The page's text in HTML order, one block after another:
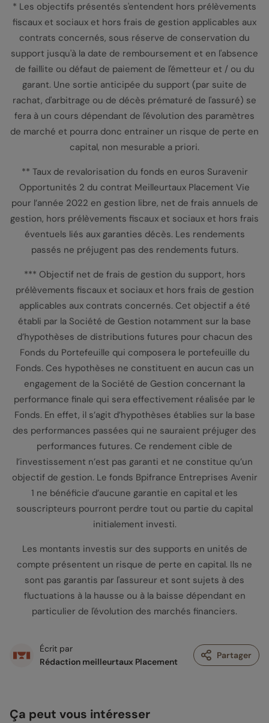
* Les objectifs présentés s'entendent hors prélèvements
fiscaux et sociaux et hors frais de gestion applicables aux
contrats concernés, sous réserve de conservation du
support jusqu'à la date de remboursement et en l'absence
de faillite ou défaut de paiement de l'émetteur et / ou du
garant. Une sortie anticipée du support (par suite de
rachat, d'arbitrage ou de décès prématuré de l'assuré) se
fera à un cours dépendant de l'évolution des paramètres
de marché et pourra donc entrainer un risque de perte en
capital, non mesurable a priori.
** Taux de revalorisation du fonds en euros Suravenir
Opportunités 2 du contrat Meilleurtaux Placement Vie
pour l’année 2022 en gestion libre, net de frais annuels de
gestion, hors prélèvements fiscaux et sociaux et hors frais
éventuels liés aux garanties décès. Les rendements
passés ne préjugent pas des rendements futurs.
*** Objectif net de frais de gestion du support, hors
prélèvements fiscaux et sociaux et hors frais de gestion
applicables aux contrats concernés. Cet objectif a été
établi par la Société de Gestion notamment sur la base
d’hypothèses de distributions futures pour chacun des
Fonds du Portefeuille qui composera le portefeuille du
Fonds. Ces hypothèses ne constituent en aucun cas un
engagement de la Société de Gestion concernant la
performance finale qui sera effectivement réalisée par le
Fonds. En effet, il s’agit d’hypothèses établies sur la base
des performances passées qui ne sauraient préjuger des
performances futures. Ce rendement cible de
l’investissement n’est pas garanti et ne constitue qu’un
objectif de gestion. Le fonds Bpifrance Entreprises Avenir
1 ne bénéficie d’aucune garantie en capital et les
souscripteurs pourront perdre tout ou partie du capital
initialement investi.
Les montants investis sur des supports en unités de
compte présentent un risque de perte en capital. Ils ne
sont pas garantis par l'assureur et sont sujets à des
fluctuations à la hausse ou à la baisse dépendant en
particulier de l'évolution des marchés financiers.
Écrit par
Rédaction meilleurtaux Placement
Partager
Ça peut vous intéresser